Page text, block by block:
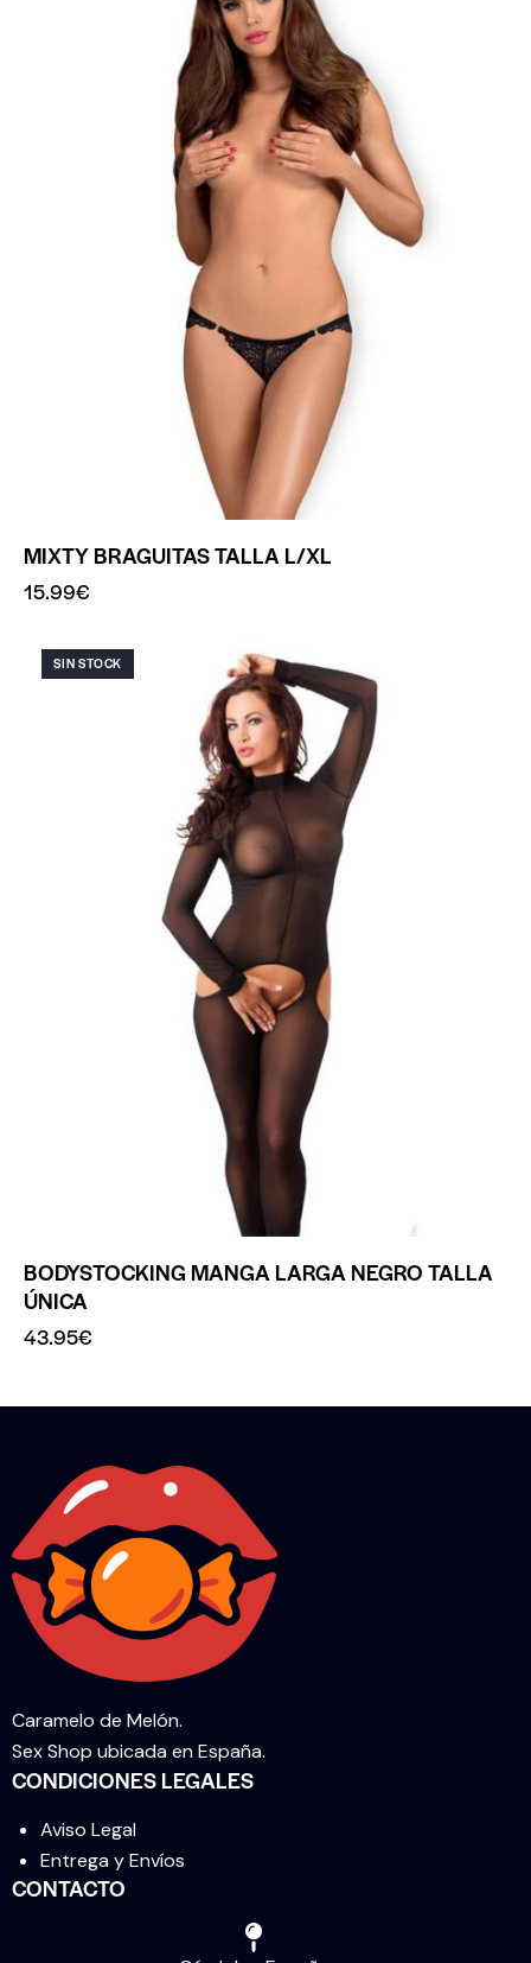
MIXTY BRAGUITAS TALLA L/XL
15.99€
SIN STOCK
BODYSTOCKING MANGA LARGA NEGRO TALLA
ÚNICA
43.95€
Caramelo de Melón.
Sex Shop ubicada en España.
CONDICIONES LEGALES
Aviso Legal
Entrega y Envíos
CONTACTO